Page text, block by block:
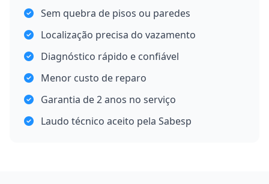
Sem quebra de pisos ou paredes
Localização precisa do vazamento
Diagnóstico rápido e confiável
Menor custo de reparo
Garantia de 2 anos no serviço
Laudo técnico aceito pela Sabesp